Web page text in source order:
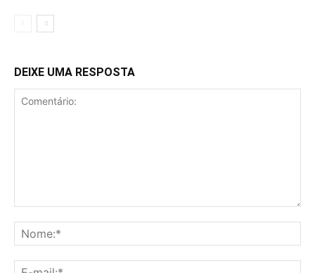
DEIXE UMA RESPOSTA